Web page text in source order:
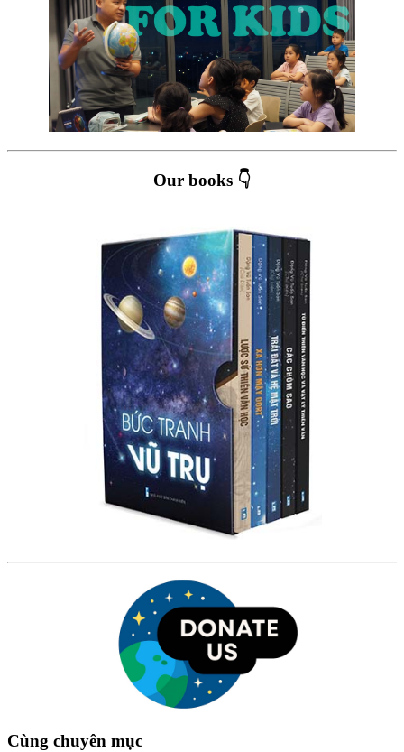
Our books 👇
Cùng chuyên mục